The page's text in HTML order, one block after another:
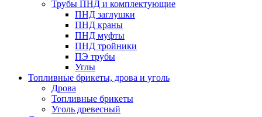
Трубы ПНД и комплектующие
ПНД заглушки
ПНД краны
ПНД муфты
ПНД тройники
ПЭ трубы
Углы
Топливные брикеты, дрова и уголь
Дрова
Топливные брикеты
Уголь древесный